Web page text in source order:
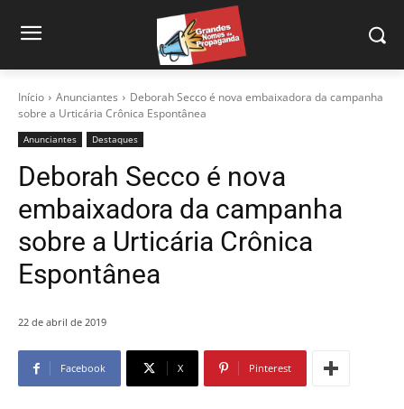
Início Anunciantes
Deborah Secco é nova embaixadora da campanha
sobre a Urticária Crônica Espontânea
Anunciantes Destaques
Deborah Secco é nova
embaixadora da campanha
sobre a Urticária Crônica
Espontânea
22 de abril de 2019
Facebook X Pinterest